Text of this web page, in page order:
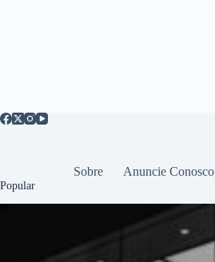
Sobre Anuncie Conosco
Popular